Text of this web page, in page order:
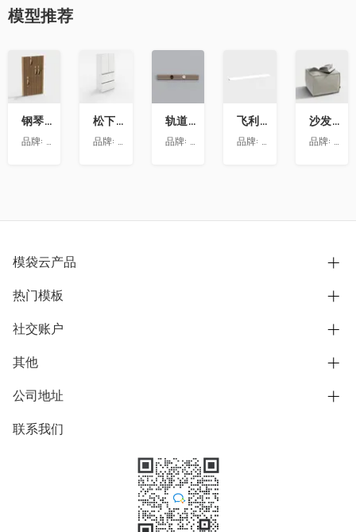
模型推荐
钢琴键挂衣架9
品牌:
澳华装饰
藏
松下喜马拉雅 600L冰箱大溪地
品牌:
松下
藏
轨道插座9
品牌:
依百纳定制家具 全新VR上线 让您提前
飞利浦LS160灯带-低压灯带-100mm
品牌:
昕诺飞
收
藏
沙发凳坐墩
品牌:
澳华
模袋云产品
别墅设计营销
模型协同展示分享
别墅社区
别墅模板
热门模板
欧式别墅
中式别墅
日式别墅
社交账户
B站
抖音
微信公众号
其他
用户服务协议
隐私政策
公司地址
上海市浦东新区东方路1215-1217号
联系我们